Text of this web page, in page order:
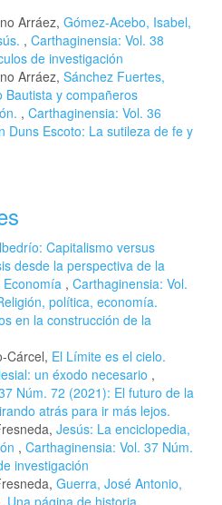
Arráez, Gómez-Acebo, Isabel,
, Carthaginensia: Vol. 38
de investigación
Arráez, Sánchez Fuertes,
Bautista y compañeros
, Carthaginensia: Vol. 36
Duns Escoto: La sutileza de fe y
Capitalismo versus
desde la perspectiva de la
, Carthaginensia: Vol.
política, economía.
en la construcción de la
Cárcel, El Límite es el cielo.
un éxodo necesario ,
Núm. 72 (2021): El futuro de la
atrás para ir más lejos.
Jesús: La enciclopedia,
, Carthaginensia: Vol. 37 Núm.
investigación
Guerra, José Antonio,
Una página de historia